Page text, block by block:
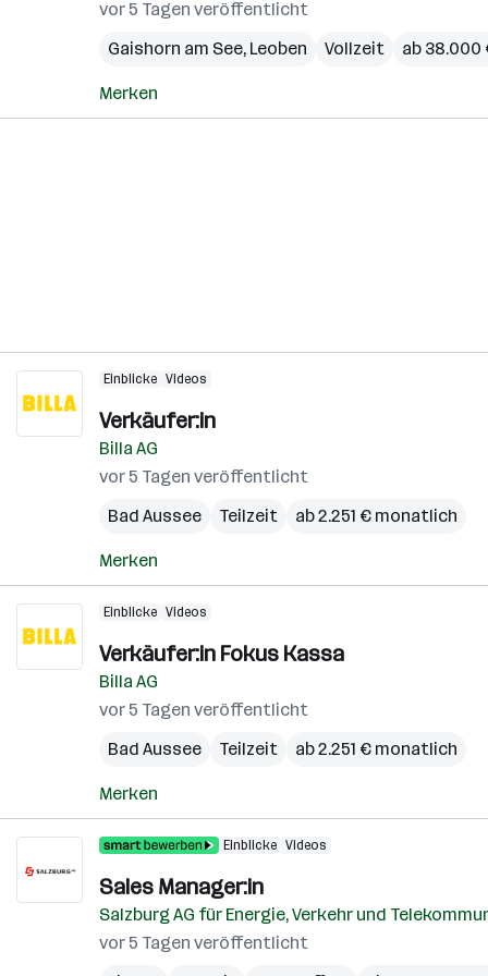
vor 5 Tagen veröffentlicht
Gaishorn am See, Leoben Vollzeit ab 38.000
Merken
Einblicke Videos
Verkäufer:in
Billa AG
vor 5 Tagen veröffentlicht
Bad Aussee
Teilzeit ab 2.251 € monatlich
Merken
Einblicke Videos
Verkäufer:in Fokus Kassa
Billa AG
vor 5 Tagen veröffentlicht
Bad Aussee
Teilzeit ab 2.251 € monatlich
Merken
Einblicke Videos
Sales Manager:in
Salzburg AG für Energie, Verkehr und
vor 5 Tagen veröffentlicht